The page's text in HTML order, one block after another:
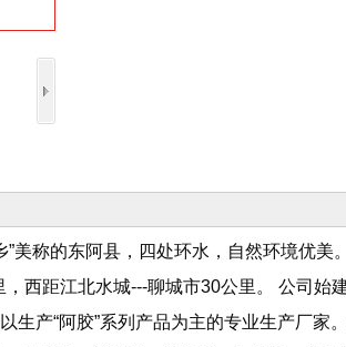
美称的东阿县，四处环水，自然环境优美
西距江北水城---聊城市30公里。 公司始
产“阿胶”系列产品为主的专业生产厂家